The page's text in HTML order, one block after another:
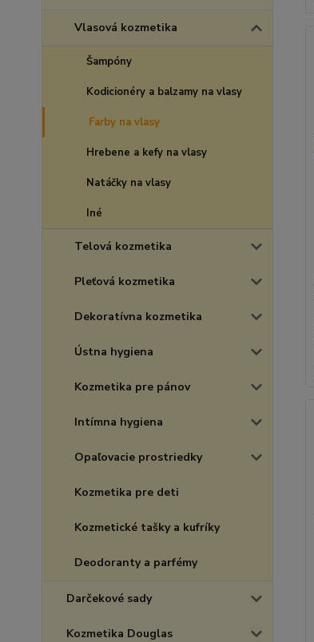
Vlasová kozmetika
Šampóny
Kodicionéry a balzamy na vlasy
Farby na vlasy
Hrebene a kefy na vlasy
Natáčky na vlasy
Iné
Telová kozmetika
Pleťová kozmetika
Dekoratívna kozmetika
Ústna hygiena
Kozmetika pre pánov
Intímna hygiena
Opaľovacie prostriedky
Kozmetika pre deti
Kozmetické tašky a kufríky
Deodoranty a parfémy
Darčekové sady
Kozmetika Douglas